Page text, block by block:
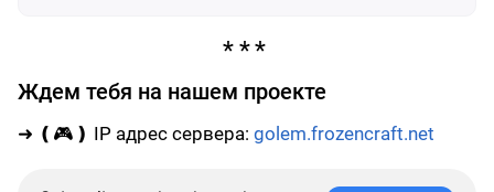
Ждем тебя на нашем проекте
➜ ❪🎮❫ IP адрес сервера: golem.frozencraft.net